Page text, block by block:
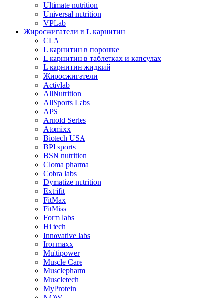
Ultimate nutrition
Universal nutrition
VPLab
Жиросжигатели и L карнитин
CLA
L карнитин в порошке
L карнитин в таблетках и капсулах
L карнитин жидкий
Жиросжигатели
Activlab
AllNutrition
AllSports Labs
APS
Arnold Series
Atomixx
Biotech USA
BPI sports
BSN nutrition
Cloma pharma
Cobra labs
Dymatize nutrition
Extrifit
FitMax
FitMiss
Form labs
Hi tech
Innovative labs
Ironmaxx
Multipower
Muscle Care
Musclepharm
Muscletech
MyProtein